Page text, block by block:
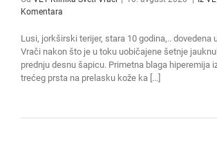
Komentara
Lusi, jorkširski terijer, stara 10 godina,.. dovedena
Vrači nakon što je u toku uobičajene šetnje
prednju desnu šapicu. Primetna blaga hiperemija
trećeg prsta na prelasku kože ka [...]